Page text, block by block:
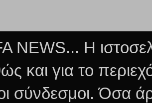
NEWS... Η
και για το
σύνδεσμοι.Όσα